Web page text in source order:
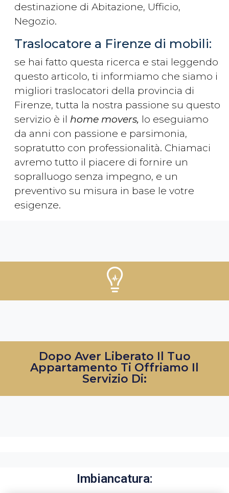
destinazione di Abitazione, Ufficio,
Negozio.
Traslocatore a Firenze di mobili:
se hai fatto questa ricerca e stai leggendo
questo articolo, ti informiamo che siamo i
migliori traslocatori della provincia di
Firenze, tutta la nostra passione su questo
servizio è il home movers, lo eseguiamo
da anni con passione e parsimonia,
sopratutto con professionalità. Chiamaci
avremo tutto il piacere di fornire un
sopralluogo senza impegno, e un
preventivo su misura in base le votre
esigenze.
Dopo Aver Liberato Il Tuo
Appartamento Ti Offriamo Il
Servizio Di:
Imbiancatura: